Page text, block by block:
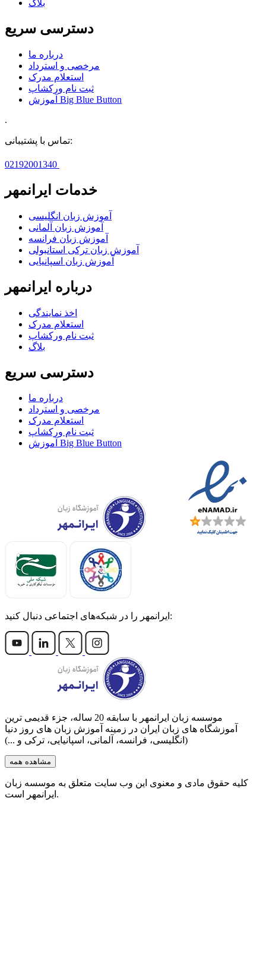
بلاگ
دسترسی سریع
درباره ما
مرخصی و استرداد
استعلام مدرک
ثبت نام ورکشاپ
آموزش Big Blue Button
.
تماس با پشتیبانی:
02192001340
خدمات ایرانمهر
آموزش زبان انگلیسی
آموزش زبان آلمانی
آموزش زبان فرانسه
آموزش زبان ترکی استانبولی
آموزش زبان اسپانیایی
درباره ایرانمهر
اخذ نمايندگی
استعلام مدرک
ثبت نام ورکشاپ
بلاگ
دسترسی سریع
درباره ما
مرخصی و استرداد
استعلام مدرک
ثبت نام ورکشاپ
آموزش Big Blue Button
ایرانمهر را در شبکه‌های اجتماعی دنبال کنید:
موسسه زبان ایرانمهر با سابقه‌ 20 ساله، جزء قدیمی ترین
آموزشگاه های زبان ایران در زمینه آموزش زبان های روز دنیا
(انگلیسی، فرانسه، آلمانی، اسپانیایی، ترکی و ...)
مشاهده همه
کلیه حقوق مادی و معنوی این وب سایت متعلق به موسسه زبان
ایرانمهر است.